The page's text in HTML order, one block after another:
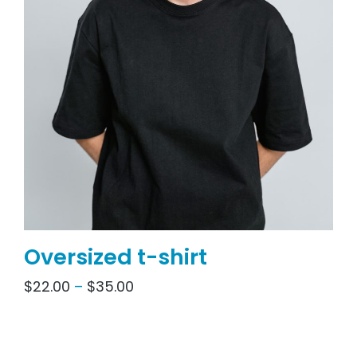
Oversized t-shirt
$22.00 – $35.00